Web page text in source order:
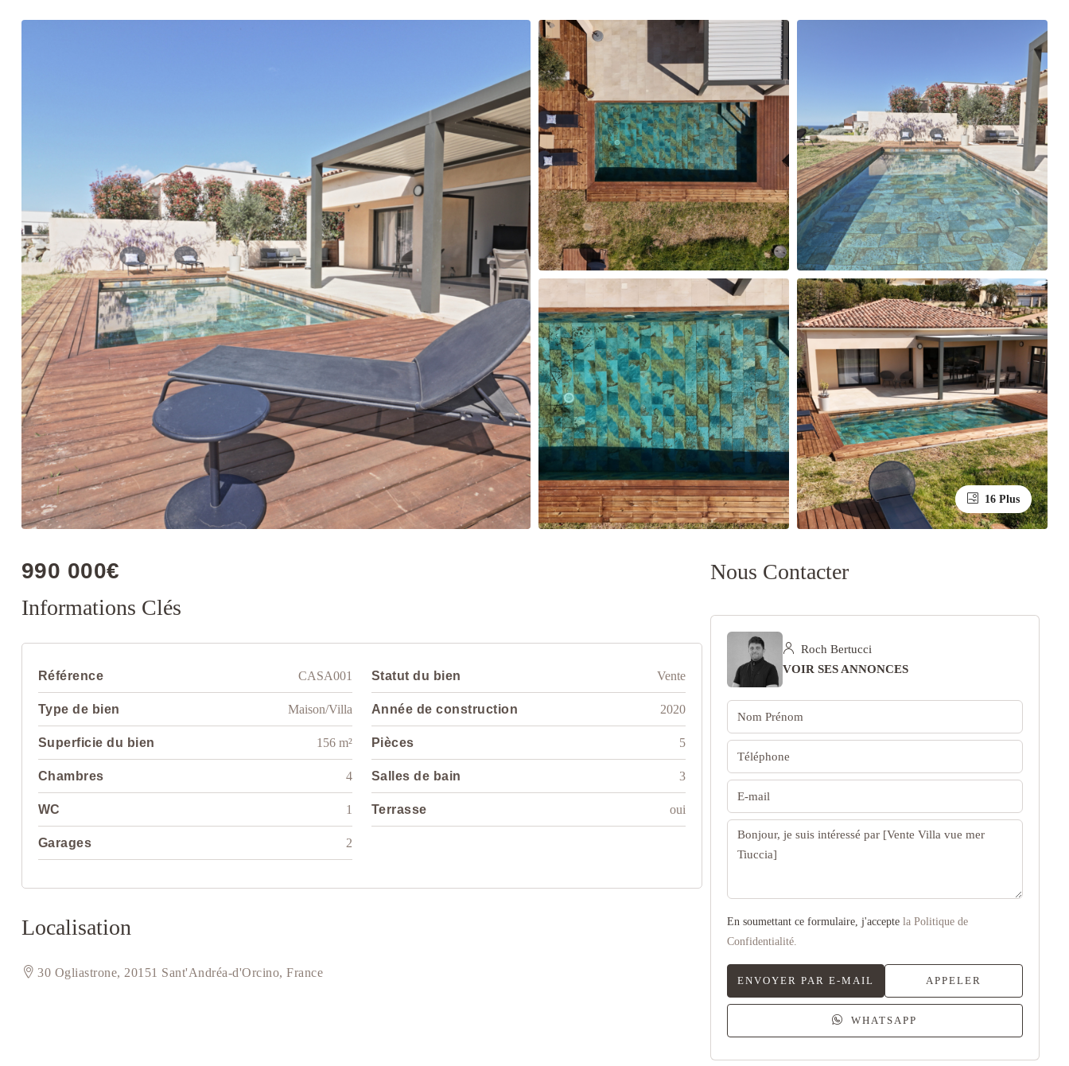
16 Plus
990 000€
Informations Clés
Référence CASA001 Statut du bien Vente
Type de bien Maison/Villa Année de construction 2020
Superficie du bien 156 m² Pièces 5
Chambres 4 Salles de bain 3
WC 1 Terrasse oui
Garages 2
Localisation
30 Ogliastrone, 20151 Sant'Andréa-d'Orcino, France
Nous Contacter
Roch Bertucci
VOIR SES ANNONCES
En soumettant ce formulaire, j'accepte la Politique de
Confidentialité.
ENVOYER PAR E-MAIL APPELER
WHATSAPP